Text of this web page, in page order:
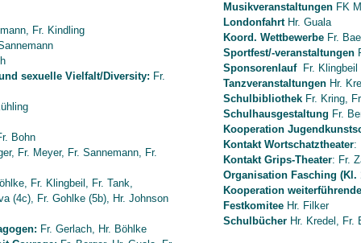
Fr. Kindling
sexuelle Vielfalt/Diversity: Fr.
Bohn
Fr. Meyer, Fr. Sannemann, Fr.
Fr. Klingbeil, Fr. Tank,
(4c), Fr. Gohlke (5b), Hr. Johnson
Fr. Gerlach, Hr. Böhlke
Musikveranstaltungen FK
Londonfahrt Hr. Guala
Koord. Wettbewerbe Fr.
Sportfest/-veranstaltungen
Sponsorenlauf Fr. Klingbeil
Tanzveranstaltungen Hr.
Schulbibliothek Fr. Kring,
Schulhausgestaltung Fr.
Kooperation
Kontakt Wortschatztheater:
Kontakt Grips-Theater: Fr.
Organisation Fasching (Kl.
Kooperation
Festkomitee Hr. Filker
Schulbücher Hr. Kredel, Fr.